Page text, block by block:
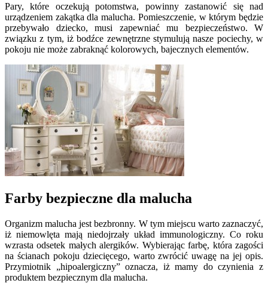
Pary, które oczekują potomstwa, powinny zastanowić się nad
urządzeniem zakątka dla malucha. Pomieszczenie, w którym będzie
przebywało dziecko, musi zapewniać mu bezpieczeństwo. W
związku z tym, iż bodźce zewnętrzne stymulują nasze pociechy, w
pokoju nie może zabraknąć kolorowych, bajecznych elementów.
Farby bezpieczne dla malucha
Organizm malucha jest bezbronny. W tym miejscu warto zaznaczyć,
iż niemowlęta mają niedojrzały układ immunologiczny. Co roku
wzrasta odsetek małych alergików. Wybierając farbę, która zagości
na ścianach pokoju dziecięcego, warto zwrócić uwagę na jej opis.
Przymiotnik „hipoalergiczny” oznacza, iż mamy do czynienia z
produktem bezpiecznym dla malucha.